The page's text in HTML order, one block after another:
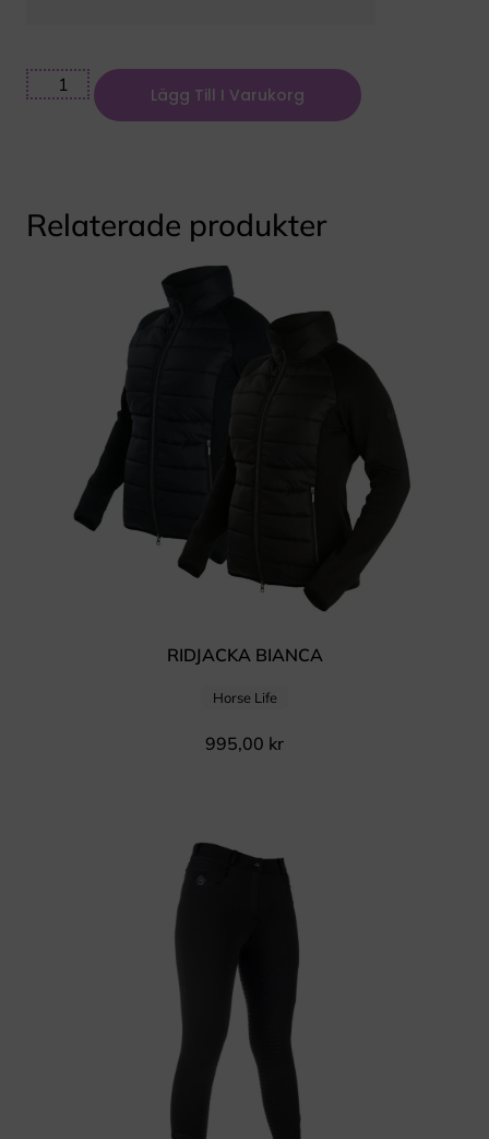
Lägg Till I Varukorg
Relaterade produkter
RIDJACKA BIANCA
Horse Life
995,00 kr